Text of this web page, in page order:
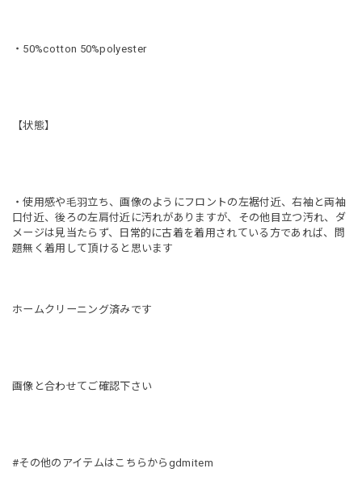
・50%cotton 50%polyester
【状態】
・使用感や毛羽立ち、画像のようにフロントの左裾付近、右袖と両袖
口付近、後ろの左肩付近に汚れがありますが、その他目立つ汚れ、ダ
メージは見当たらず、日常的に古着を着用されている方であれば、問
題無く着用して頂けると思います
ホームクリーニング済みです
画像と合わせてご確認下さい
#その他のアイテムはこちらからgdmitem